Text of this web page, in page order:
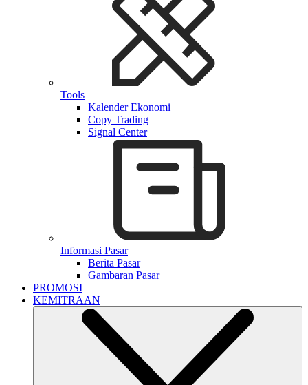
Tools
Kalender Ekonomi
Copy Trading
Signal Center
Informasi Pasar
Berita Pasar
Gambaran Pasar
PROMOSI
KEMITRAAN